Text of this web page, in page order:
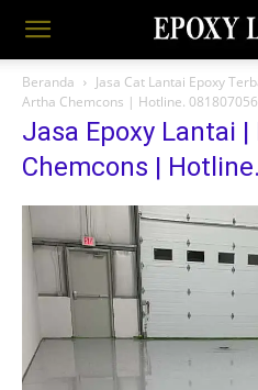
Beranda Jasa Cat Lantai Epoxy
Artha Chemcons | Hotline.
Jasa Epoxy Lantai
Chemcons |